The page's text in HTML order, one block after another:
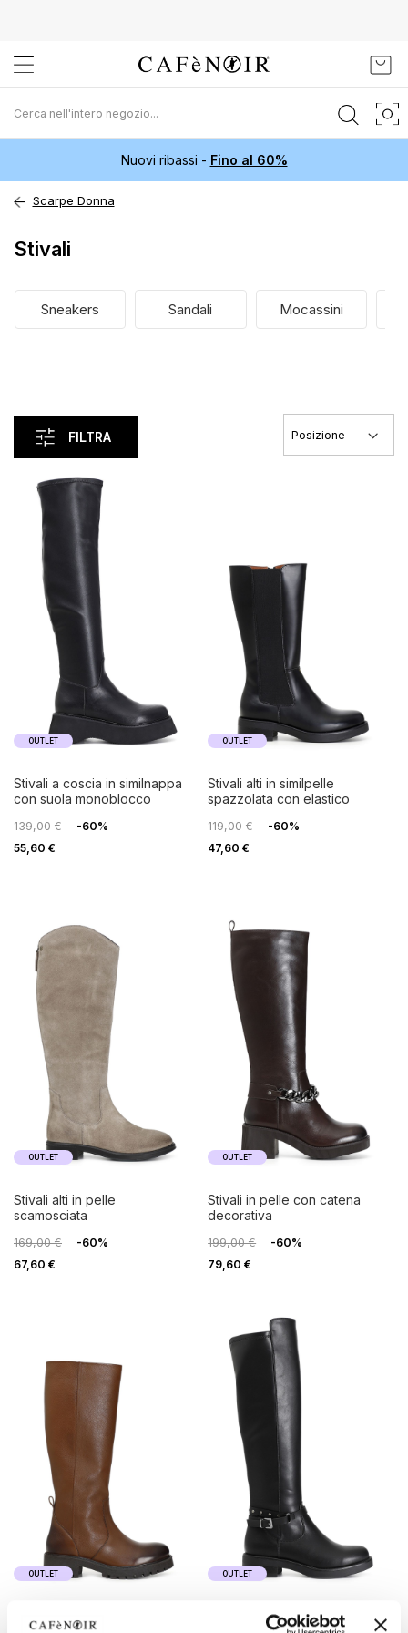
al
contenuto
Nuovi ribassi - Fino al 60%
Scarpe Donna
Stivali
Sneakers Sandali Mocassini
FILTRA
OUTLET
stivali a coscia in similnappa
con suola monoblocco
139,00 €
-60%
55,60 €
OUTLET
stivali alti in similpelle
spazzolata con elastico
119,00 €
-60%
47,60 €
OUTLET
stivali alti in pelle
scamosciata
169,00 €
-60%
67,60 €
OUTLET
stivali in pelle con catena
decorativa
199,00 €
-60%
79,60 €
OUTLET OUTLET